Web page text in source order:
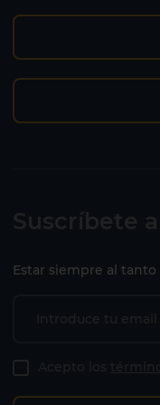
Estar siempre al